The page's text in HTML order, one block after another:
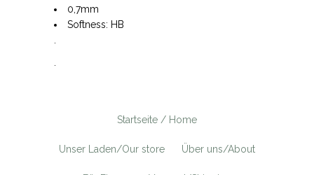
0,7mm
Softness: HB
Startseite / Home
Unser Laden/Our store Über uns/About